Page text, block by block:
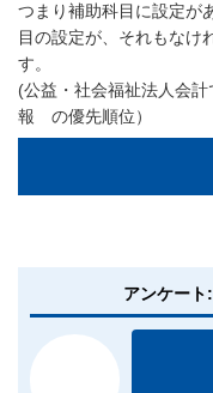
つまり補助科目に設定が
目の設定が、それもなけ
す。
(公益・社会福祉法人会
報 の優先順位）
アンケート